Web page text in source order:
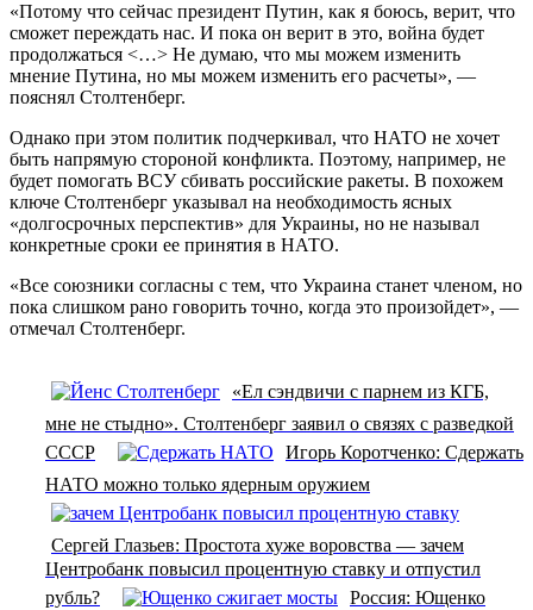
«Потому что сейчас президент Путин, как я боюсь, верит, что
сможет переждать нас. И пока он верит в это, война будет
продолжаться <…> Не думаю, что мы можем изменить
мнение Путина, но мы можем изменить его расчеты», —
пояснял Столтенберг.
Однако при этом политик подчеркивал, что НАТО не хочет
быть напрямую стороной конфликта. Поэтому, например, не
будет помогать ВСУ сбивать российские ракеты. В похожем
ключе Столтенберг указывал на необходимость ясных
«долгосрочных перспектив» для Украины, но не называл
конкретные сроки ее принятия в НАТО.
«Все союзники согласны с тем, что Украина станет членом, но
пока слишком рано говорить точно, когда это произойдет», —
отмечал Столтенберг.
«Ел сэндвичи с парнем из КГБ,
мне не стыдно». Столтенберг заявил о связях с разведкой
СССР
Игорь Коротченко: Сдержать
НАТО можно только ядерным оружием
Сергей Глазьев: Простота хуже воровства — зачем
Центробанк повысил процентную ставку и отпустил
рубль?
Россия: Ющенко